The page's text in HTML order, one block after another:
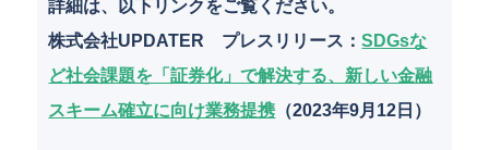
詳細は、以下リンクをご覧ください。
株式会社UPDATER プレスリリース ：SDGsな
ど社会課題を「証券化」で解決する、新しい金融
スキーム確立に向け業務提携 （2023年9月12日）